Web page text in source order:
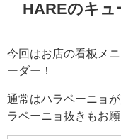
HAREのキュ
今回はお店の看板メ
ーダー！
通常はハラペーニョ
ラペーニョ抜きもお願